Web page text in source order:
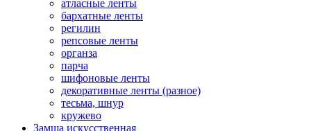
атласные ленты
бархатные ленты
регилин
репсовые ленты
органза
парча
шифоновые ленты
декоративные ленты (разное)
тесьма, шнур
кружево
Замша искусственная